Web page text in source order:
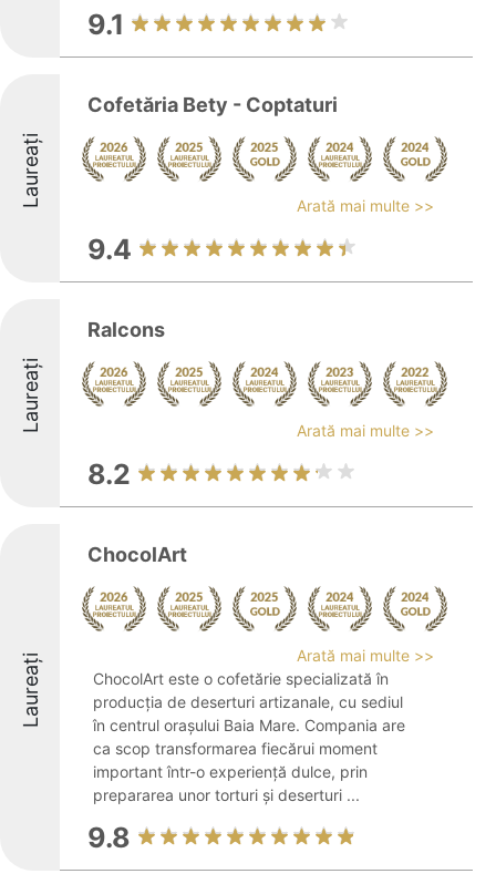
9.1
Laureați
Cofetăria Bety - Coptaturi
Arată mai multe >>
9.4
Laureați
Ralcons
Arată mai multe >>
8.2
Laureați
ChocolArt
Arată mai multe >>
ChocolArt este o cofetărie specializată în
producția de deserturi artizanale, cu sediul
în centrul orașului Baia Mare. Compania are
ca scop transformarea fiecărui moment
important într-o experiență dulce, prin
prepararea unor torturi și deserturi ...
9.8